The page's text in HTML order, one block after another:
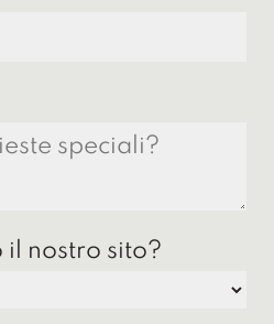
il nostro sito?